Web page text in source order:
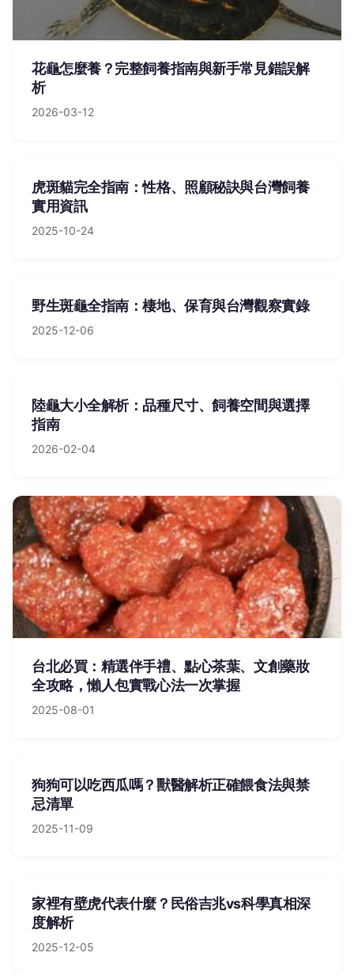
花龜怎麼養？完整飼養指南與新手常見錯誤解
析
2026-03-12
虎斑貓完全指南：性格、照顧秘訣與台灣飼養
實用資訊
2025-10-24
野生斑龜全指南：棲地、保育與台灣觀察實錄
2025-12-06
陸龜大小全解析：品種尺寸、飼養空間與選擇
指南
2026-02-04
台北必買：精選伴手禮、點心茶葉、文創藥妝
全攻略，懶人包實戰心法一次掌握
2025-08-01
狗狗可以吃西瓜嗎？獸醫解析正確餵食法與禁
忌清單
2025-11-09
家裡有壁虎代表什麼？民俗吉兆vs科學真相深
度解析
2025-12-05